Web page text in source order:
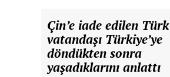
Çin’e iade edilen Türk
vatandaşı Türkiye’ye
döndükten sonra
yaşadıklarını anlattı